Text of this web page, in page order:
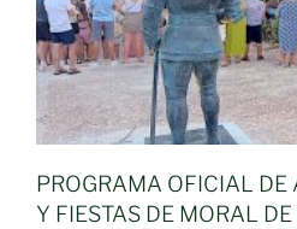
PROGRAMA OFICIAL DE
Y FIESTAS DE MORAL